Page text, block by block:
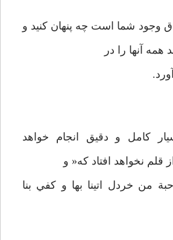
وجود شما است چه پنهان کنيد و
همه آنها را در
کامل و دقيق انجام خواهد
نخواهد افتاد که« و
من خردل اتينا بها و کفي بنا